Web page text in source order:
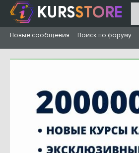
KURSSTORE
Новые сообщения Поиск по форуму